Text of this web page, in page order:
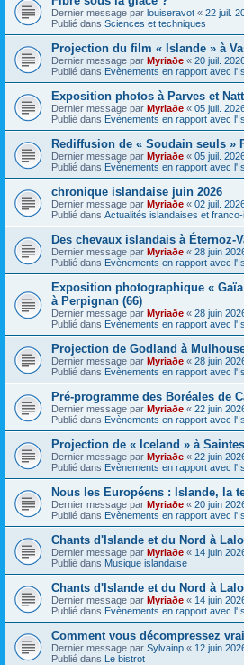
Dernier message par louiseravot « 22 juil.
Publié dans Sciences et techniques
Projection du film « Islande » à
Dernier message par Myriaðe « 20 juil.
Publié dans Evènements en rapport avec
Exposition photos à Parves et
Dernier message par Myriaðe « 05 juil.
Publié dans Evènements en rapport avec
Rediffusion de « Soudain seuls »
Dernier message par Myriaðe « 05 juil.
Publié dans Evènements en rapport avec
chronique islandaise juin 2026
Dernier message par Myriaðe « 02 juil.
Publié dans Actualités islandaises et
Des chevaux islandais à Éternoz-
Dernier message par Myriaðe « 28 juin
Publié dans Evènements en rapport avec
Exposition photographique «
à Perpignan (66)
Dernier message par Myriaðe « 28 juin
Publié dans Evènements en rapport avec
Projection de Godland à
Dernier message par Myriaðe « 28 juin
Publié dans Evènements en rapport avec
Pré-programme des Boréales de
Dernier message par Myriaðe « 22 juin
Publié dans Evènements en rapport avec
Projection de « Iceland » à Saintes
Dernier message par Myriaðe « 22 juin
Publié dans Evènements en rapport avec
Nous les Européens : Islande, la
Dernier message par Myriaðe « 20 juin
Publié dans Evènements en rapport avec
Chants d'Islande et du Nord à
Dernier message par Myriaðe « 14 juin
Publié dans Musique islandaise
Chants d'Islande et du Nord à
Dernier message par Myriaðe « 14 juin
Publié dans Evènements en rapport avec
Comment vous décompressez
Dernier message par Sylvainp « 12 juin
Publié dans Le bistrot